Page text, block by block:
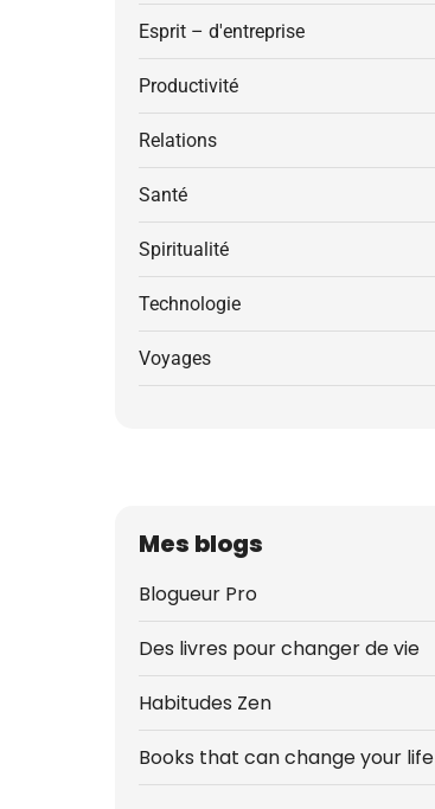
Esprit – d'entreprise
Productivité
Relations
Santé
Spiritualité
Technologie
Voyages
Mes blogs
Blogueur Pro
Des livres pour changer de vie
Habitudes Zen
Books that can change your life